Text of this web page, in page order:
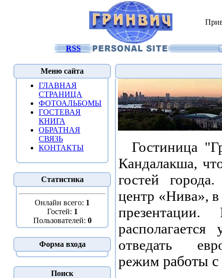
RSS
Меню сайта
ГЛАВНАЯ
СТРАНИЦА
ФОТОАЛЬБОМЫ
ГОСТЕВАЯ
КНИГА
ОБРАТНАЯ
СВЯЗЬ
КОНТАКТЫ
Статистика
Онлайн всего: 1
Гостей: 1
Пользователей: 0
Форма входа
Поиск
Гостиница
Кандалакша,
гостей
центр «Нива», в
отведать
режим работы